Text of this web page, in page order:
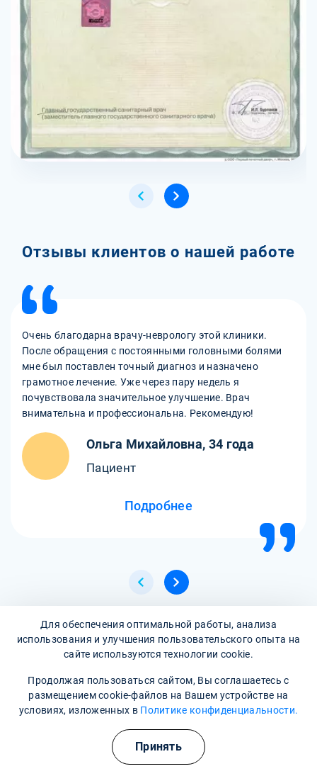
Отзывы клиентов о нашей работе
Очень благодарна врачу-неврологу этой клиники.
После обращения с постоянными головными болями
мне был поставлен точный диагноз и назначено
грамотное лечение. Уже через пару недель я
почувствовала значительное улучшение. Врач
внимательна и профессиональна. Рекомендую!
Ольга Михайловна, 34 года
Пациент
Подробнее
Все отзывы
Написать отзыв
Часто задаваемые вопросы
Для обеспечения оптимальной работы, анализа
использования и улучшения пользовательского опыта на
сайте используются технологии cookie.
Продолжая пользоваться сайтом, Вы соглашаетесь с
размещением cookie-файлов на Вашем устройстве на
условиях, изложенных в Политике конфиденциальности.
Принять